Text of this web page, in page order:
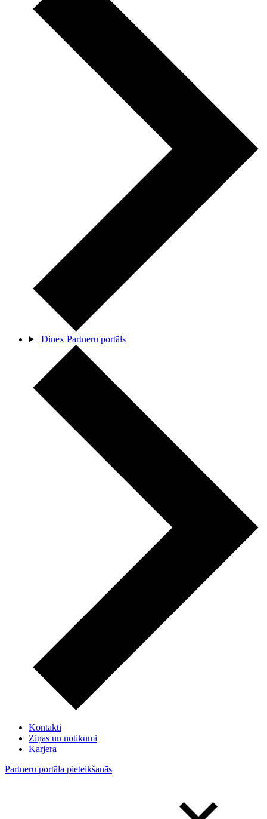
Dinex Partneru portāls
Kontakti
Ziņas un notikumi
Karjera
Partneru portāla pieteikšanās